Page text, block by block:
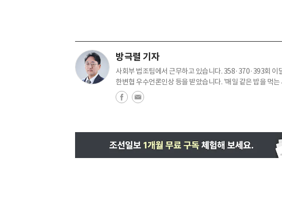
방극렬 기자
사회부 법조팀에서 근무하고 있습니다. 358·370·393회 이
한변협 우수언론인상 등을 받았습니다. '매일 같은 밥을 먹